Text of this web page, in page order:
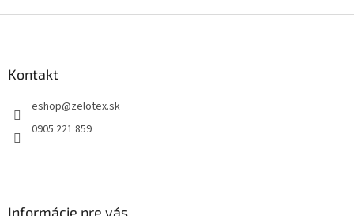
Kontakt
eshop@zelotex.sk
0905 221 859
Informácie pre vás